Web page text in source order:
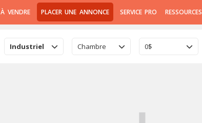
À VENDRE PLACER UNE ANNONCE SERVICE PRO RESSOURCES
Industriel Chambre 0$